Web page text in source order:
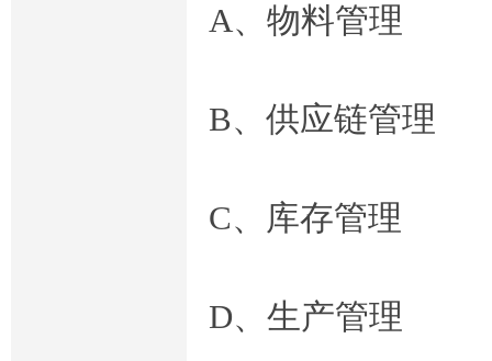
A、物料管理
B、供应链管理
C、库存管理
D、生产管理